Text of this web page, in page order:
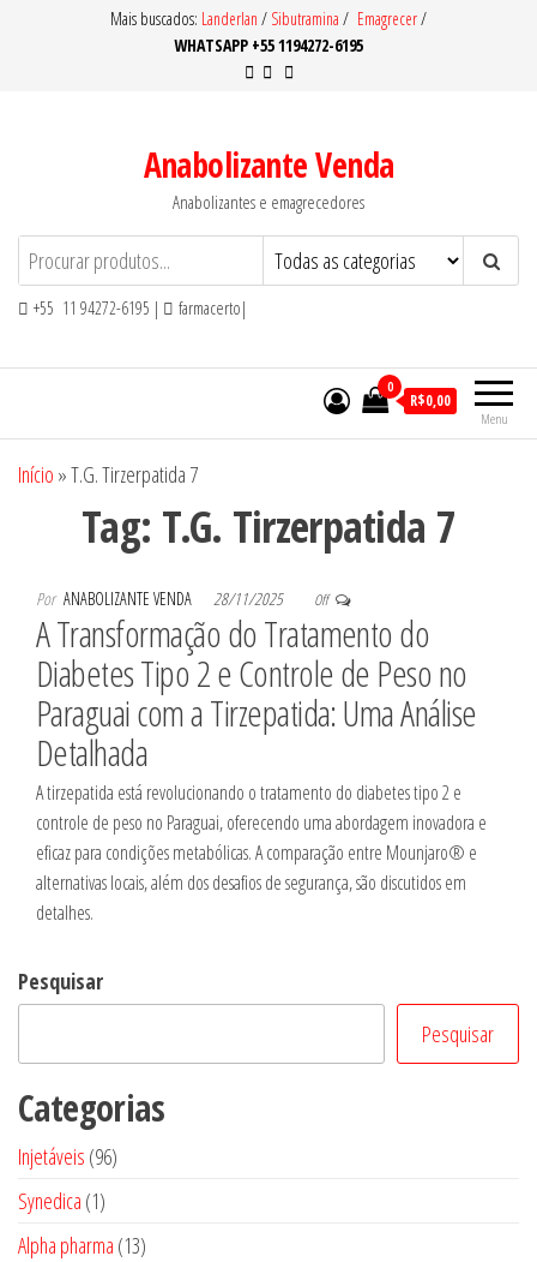
Mais buscados: Landerlan / Sibutramina / Emagrecer/
WHATSAPP +55 1194272-6195
Anabolizante Venda
Anabolizantes e emagrecedores
+55 11 94272-6195 | farmacerto|
Menu
0
R$0,00
Início »T.G. Tirzerpatida 7
Tag: T.G. Tirzerpatida 7
Por ANABOLIZANTE VENDA 28/11/2025 Off
A Transformação do Tratamento do
Diabetes Tipo 2 e Controle de Peso no
Paraguai com a Tirzepatida: Uma Análise
Detalhada
A tirzepatida está revolucionando o tratamento do diabetes tipo 2 e
controle de peso no Paraguai, oferecendo uma abordagem inovadora e
eficaz para condições metabólicas. A comparação entre Mounjaro® e
alternativas locais, além dos desafios de segurança, são discutidos em
detalhes.
Pesquisar
Pesquisar
Categorias
Injetáveis 9696
Synedica 11
produto
Alpha pharma 1313